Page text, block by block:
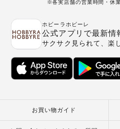
※各実店舗の営業時間・休
ホビーラホビーレ
公式アプリで最新情
サクサク見られて、楽
お買い物ガイド